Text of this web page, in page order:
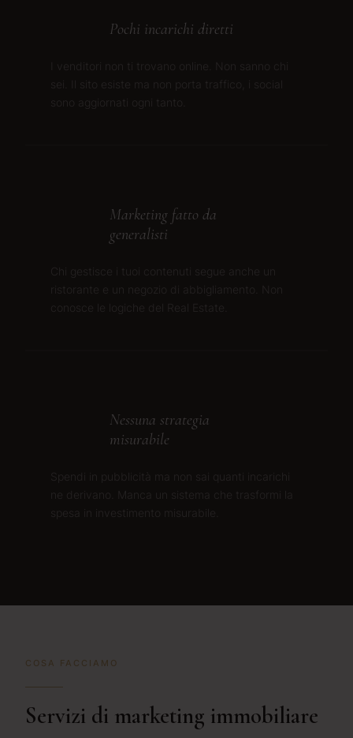
Pochi incarichi diretti
I venditori non ti trovano online. Non sanno chi
sei. Il sito esiste ma non porta traffico, i social
sono aggiornati ogni tanto.
Marketing fatto da
generalisti
Chi gestisce i tuoi contenuti segue anche un
ristorante e un negozio di abbigliamento. Non
conosce le logiche del Real Estate.
Nessuna strategia
misurabile
Spendi in pubblicità ma non sai quanti incarichi
ne derivano. Manca un sistema che trasformi la
spesa in investimento misurabile.
COSA FACCIAMO
Servizi di marketing immobiliare